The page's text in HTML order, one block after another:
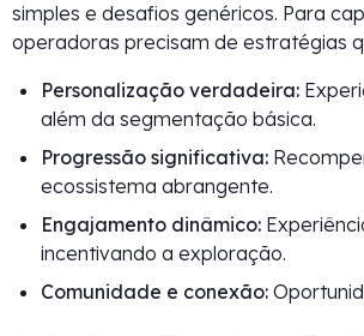
simples e desafios genéricos. Para
operadoras precisam de estratégias
Personalização verdadeira:
além da segmentação básica.
Progressão significativa:
ecossistema abrangente.
Engajamento dinâmico:
incentivando a exploração.
Comunidade e conexão: